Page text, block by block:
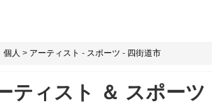
個人 > アーティスト - スポーツ - 四街道市
ティスト ＆ スポーツ